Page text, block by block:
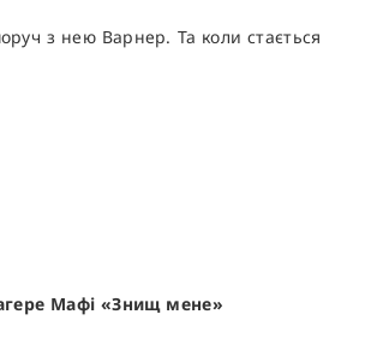
з нею Варнер. Та коли стається
Мафі «Знищ мене»